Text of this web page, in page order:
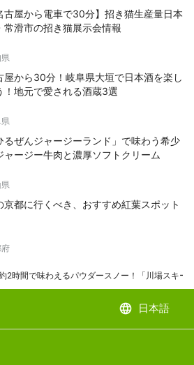
古屋から電車で30分】招き猫生産量日本
常滑市の招き猫展示会情報
屋から30分！岐阜県大垣で日本酒を楽し
！地元で愛される酒蔵3選
るぜんジャージーランド」で味わう希少
ャージー牛肉と濃厚ソフトクリーム
京都に行くべき、おすすめ紅葉スポット
2時間で味わえるパウダースノー！「川場スキー
language 日本語